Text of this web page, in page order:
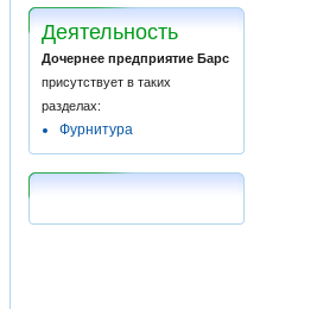
Деятельность
Дочернее предприятие Барс
присутствует в таких
разделах:
Фурнитура